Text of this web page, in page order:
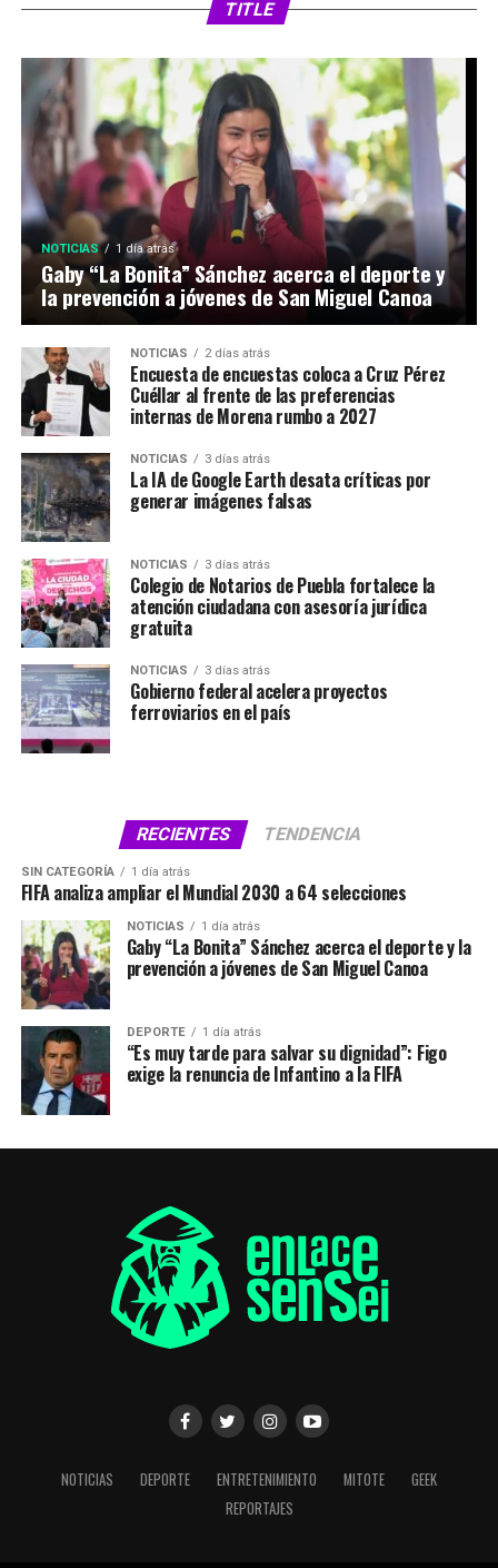
TITLE
selecciones
NOTICIAS 1 día atrás
Gaby “La Bonita” Sánchez acerca el deporte y
la prevención a jóvenes de San Miguel Canoa
NOTICIAS 2 días atrás
Encuesta de encuestas coloca a Cruz Pérez
Cuéllar al frente de las preferencias
internas de Morena rumbo a 2027
NOTICIAS 3 días atrás
La IA de Google Earth desata críticas por
generar imágenes falsas
NOTICIAS 3 días atrás
Colegio de Notarios de Puebla fortalece la
atención ciudadana con asesoría jurídica
gratuita
NOTICIAS 3 días atrás
Gobierno federal acelera proyectos
ferroviarios en el país
RECIENTES TENDENCIA
SIN CATEGORÍA 1 día atrás
FIFA analiza ampliar el Mundial 2030 a 64 selecciones
NOTICIAS 1 día atrás
Gaby “La Bonita” Sánchez acerca el deporte y la
prevención a jóvenes de San Miguel Canoa
DEPORTE 1 día atrás
“Es muy tarde para salvar su dignidad”: Figo
exige la renuncia de Infantino a la FIFA
NOTICIAS DEPORTE ENTRETENIMIENTO MITOTE
GEEK
REPORTAJES